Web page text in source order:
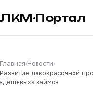
ЛКМ·Портал
Главная›Новости›
Развитие лакокрасочной
«дешевых» займов